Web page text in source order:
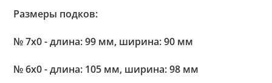
Размеры подков:
№ 7x0 - длина: 99 мм, ширина: 90 мм
№ 6x0 - длина: 105 мм, ширина: 98 мм